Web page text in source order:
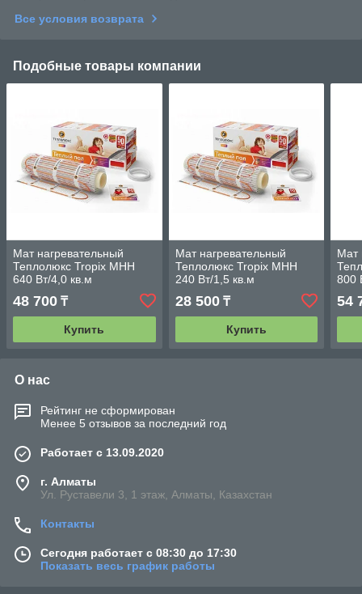
Все условия возврата
Подобные товары компании
Мат нагревательный
Теплолюкс Tropix МНН
640 Вт/4,0 кв.м
48 700 ₸
Купить
Мат нагревательный
Теплолюкс Tropix МНН
240 Вт/1,5 кв.м
28 500₸
Купить
Мат
800
54
О нас
Рейтинг не сформирован
Менее 5 отзывов за последний год
Работает с 13.09.2020
г. Алматы
Ул. Руставели 3, 1 этаж, Алматы, Казахстан
Контакты
Сегодня работает с 08:30 до 17:30
Показать весь график работы